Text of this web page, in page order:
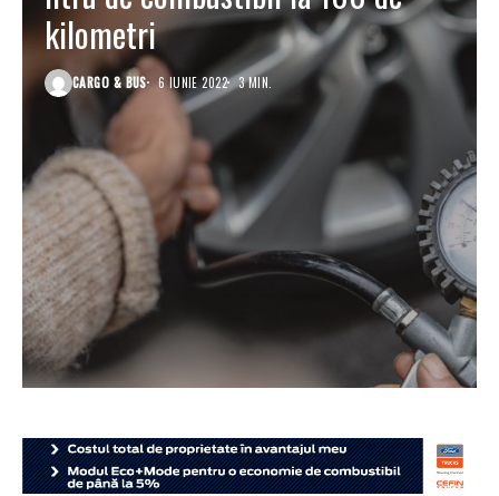
kilometri
CARGO & BUS 6 IUNIE 2022 3 MIN.